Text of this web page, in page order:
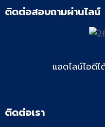
ติดต่อสอบถามผ่านไลน์
แอดไลน์ไอดี
ติดต่อเรา